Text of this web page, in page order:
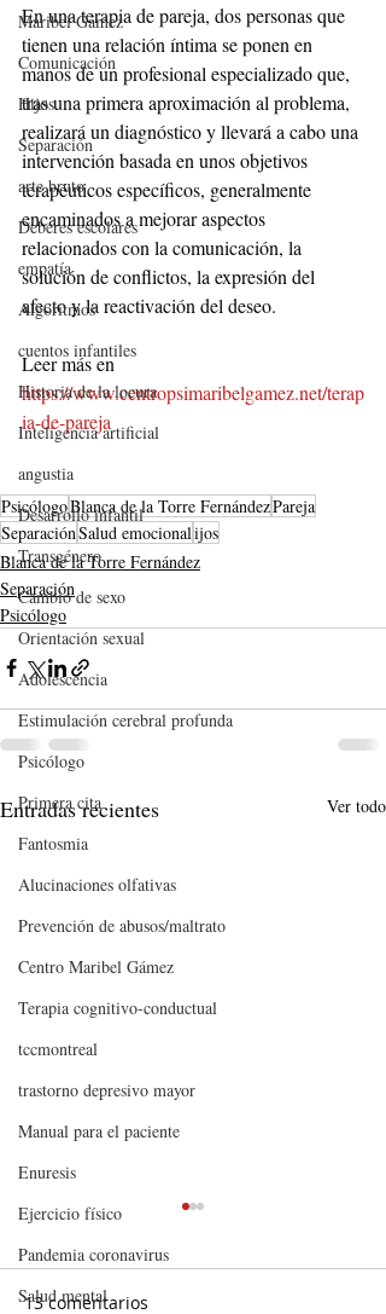
Maribel Gámez
Comunicación
Hijos
Separación
arte bruto
Deberes escolares
empatía
Algoritmos
cuentos infantiles
Historia de la locura
Inteligencia artificial
angustia
Desarrollo infantil
Transgénero
Cambio de sexo
Orientación sexual
Adolescencia
Estimulación cerebral profunda
Psicólogo
Primera cita
Fantosmia
Alucinaciones olfativas
Prevención de abusos/maltrato
Centro Maribel Gámez
Terapia cognitivo-conductual
tccmontreal
trastorno depresivo mayor
Manual para el paciente
Enuresis
Ejercicio físico
Pandemia coronavirus
Salud mental
En una terapia de pareja, dos personas que
tienen una relación íntima se ponen en
manos de un profesional especializado que,
tras una primera aproximación al problema,
realizará un diagnóstico y llevará a cabo una
intervención basada en unos objetivos
terapéuticos específicos, generalmente
encaminados a mejorar aspectos
relacionados con la comunicación, la
solución de conflictos, la expresión del
afecto y la reactivación del deseo.
Leer más en
https://www.centropsimaribelgamez.net/terap
ia-de-pareja
PsicólogoBlanca de la Torre FernándezPareja
SeparaciónSalud emocionalijos
Blanca de la Torre Fernández
Separación
Psicólogo
Entradas recientes Ver todo
13 comentarios